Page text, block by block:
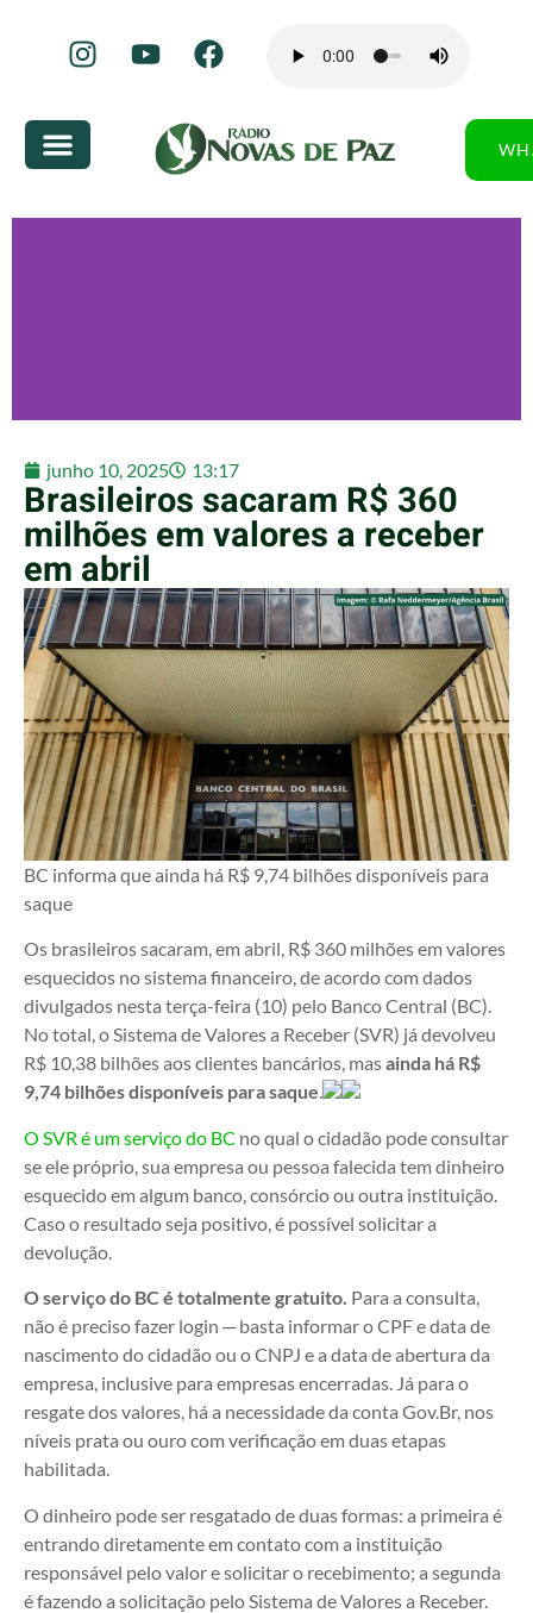
junho 10, 2025 13:17
Brasileiros sacaram R$ 360
milhões em valores a receber
em abril
BC informa que ainda há R$ 9,74 bilhões disponíveis para
saque
Os brasileiros sacaram, em abril, R$ 360 milhões em valores
esquecidos no sistema financeiro, de acordo com dados
divulgados nesta terça-feira (10) pelo Banco Central (BC).
No total, o Sistema de Valores a Receber (SVR) já devolveu
R$ 10,38 bilhões aos clientes bancários, masainda há R$
9,74 bilhões disponíveis para saque.
O SVR é um serviço do BC no qual o cidadão pode consultar
se ele próprio, sua empresa ou pessoa falecida tem dinheiro
esquecido em algum banco, consórcio ou outra instituição.
Caso o resultado seja positivo, é possível solicitar a
devolução.
O serviço do BC é totalmente gratuito. Para a consulta,
não é preciso fazer login ─ basta informar o CPF e data de
nascimento do cidadão ou o CNPJ e a data de abertura da
empresa, inclusive para empresas encerradas. Já para o
resgate dos valores, há a necessidade da conta Gov.Br, nos
níveis prata ou ouro com verificação em duas etapas
habilitada.
O dinheiro pode ser resgatado de duas formas: a primeira é
entrando diretamente em contato com a instituição
responsável pelo valor e solicitar o recebimento; a segunda
é fazendo a solicitação pelo Sistema de Valores a Receber.